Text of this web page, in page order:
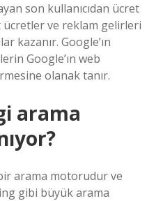
son kullanıcıdan ücret
ve reklam gelirleri
kazanır. Google’ın
Google’ın web
olanak tanır.
arama
arama motorudur ve
gibi büyük arama